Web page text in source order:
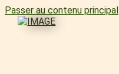
Passer au contenu principal